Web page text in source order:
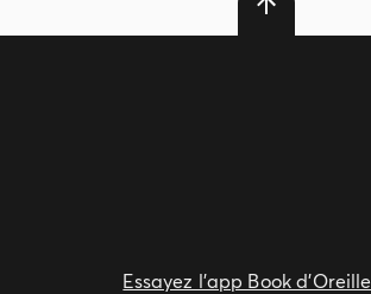
Essayez l'app Book d'Oreille